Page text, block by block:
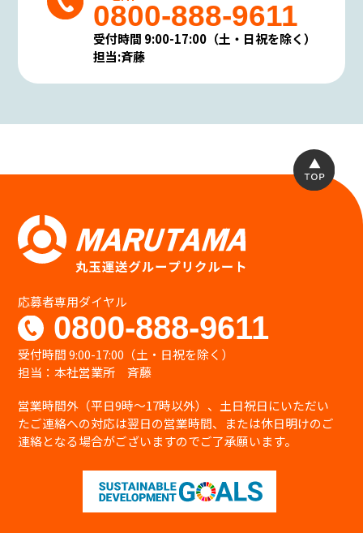
0800-888-9611
受付時間 9:00-17:00（土・日祝を除く）
担当:斉藤
応募者専用ダイヤル
0800-888-9611
受付時間 9:00-17:00（土・日祝を除く）
担当：本社営業所 斉藤
営業時間外（平日9時〜17時以外）、土日祝日にいただい
たご連絡への対応は翌日の営業時間、または休日明けのご
連絡となる場合がございますのでご了承願います。